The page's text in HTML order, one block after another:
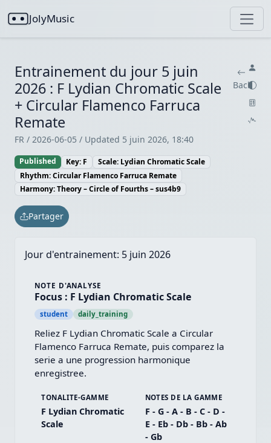
JolyMusic
Entrainement du jour 5 juin
2026 : F Lydian Chromatic Scale
+ Circular Flamenco Farruca
Remate
FR / 2026-06-05 / Updated 5 juin 2026, 18:40
Back
Published Key: F
Scale: Lydian Chromatic Scale
Rhythm: Circular Flamenco Farruca Remate
Harmony: Theory – Circle of Fourths – sus4b9
Partager
Jour d'entrainement: 5 juin 2026
NOTE D'ANALYSE
Focus : F Lydian Chromatic Scale
student daily_training
Reliez F Lydian Chromatic Scale a Circular
Flamenco Farruca Remate, puis comparez la
serie a une progression harmonique
enregistree.
TONALITE-GAMME
F Lydian Chromatic
Scale
NOTES DE LA GAMME
F - G - A - B - C - D -
E - Eb - Db - Bb - Ab
- Gb